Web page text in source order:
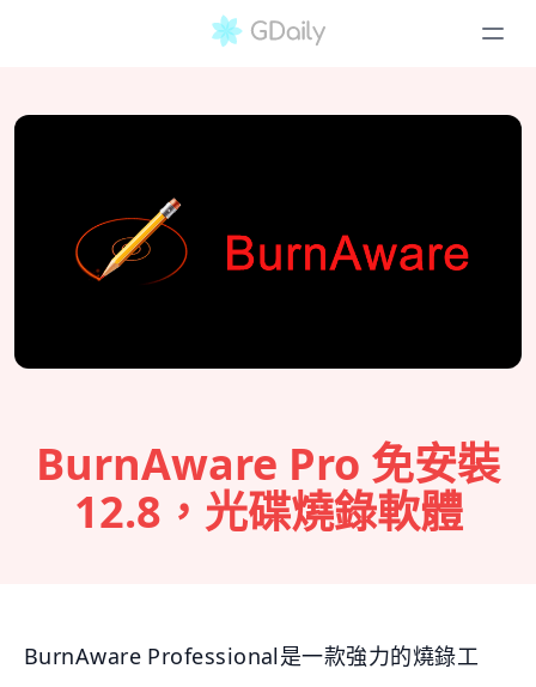
BurnAware Pro 免安裝
12.8，光碟燒錄軟體
BurnAware Professional是一款強力的燒錄工